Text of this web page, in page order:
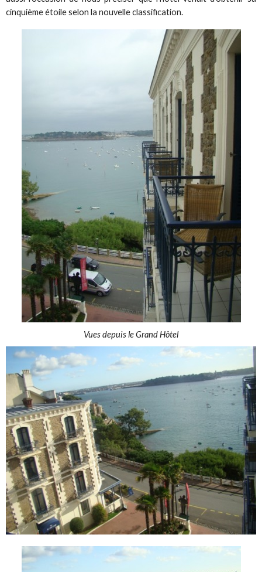
cinquième étoile selon la nouvelle classification.
Vues depuis le Grand Hôtel